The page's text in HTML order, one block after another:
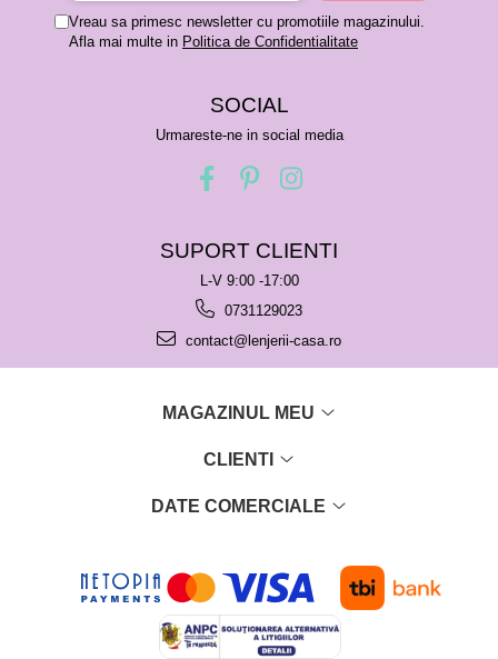
Vreau sa primesc newsletter cu promotiile magazinului.
Afla mai multe in Politica de Confidentialitate
SOCIAL
Urmareste-ne in social media
SUPORT CLIENTI
L-V 9:00 -17:00
0731129023
contact@lenjerii-casa.ro
MAGAZINUL MEU
CLIENTI
DATE COMERCIALE